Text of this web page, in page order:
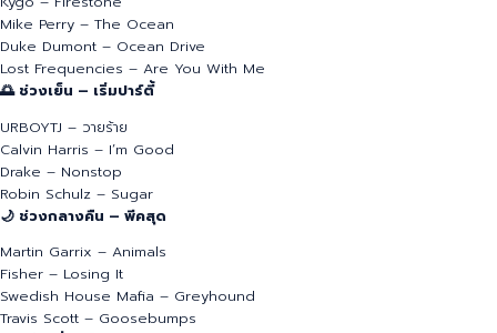
เพลย์ลิสต์แนะนำ แบ่งตามช่วงเวลา (เอาไปใช้ได้เลย)
Kygo – Firestone
Mike Perry – The Ocean
Duke Dumont – Ocean Drive
Lost Frequencies – Are You With Me
🌅 ช่วงเย็น – เริ่มปาร์ตี้
URBOYTJ – วายร้าย
Calvin Harris – I’m Good
Drake – Nonstop
Robin Schulz – Sugar
🌙 ช่วงกลางคืน – พีคสุด